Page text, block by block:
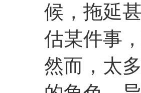
候，拖延
估某件事
然而，太